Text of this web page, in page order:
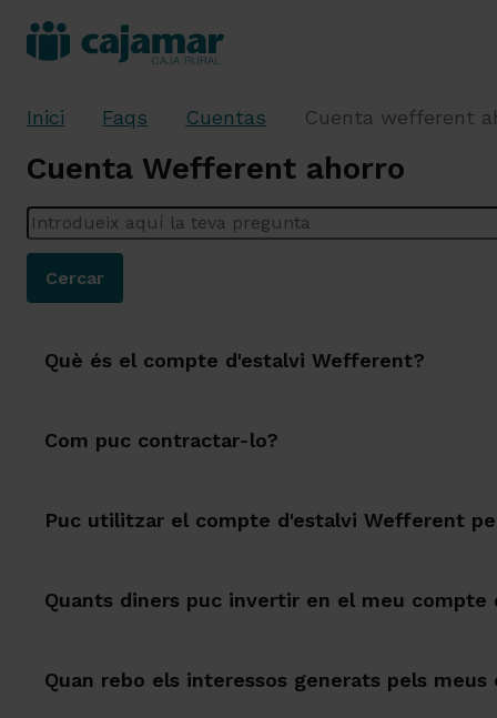
Inici Faqs Cuentas Cuenta wefferent
Cuenta Wefferent ahorro
Introdueix aquí la teva pregunta
Cercar
Què és el compte d'estalvi Wefferent?
Com puc contractar-lo?
Puc utilitzar el compte d'estalvi Wefferent
Quants diners puc invertir en el meu compte
Quan rebo els interessos generats pels meus